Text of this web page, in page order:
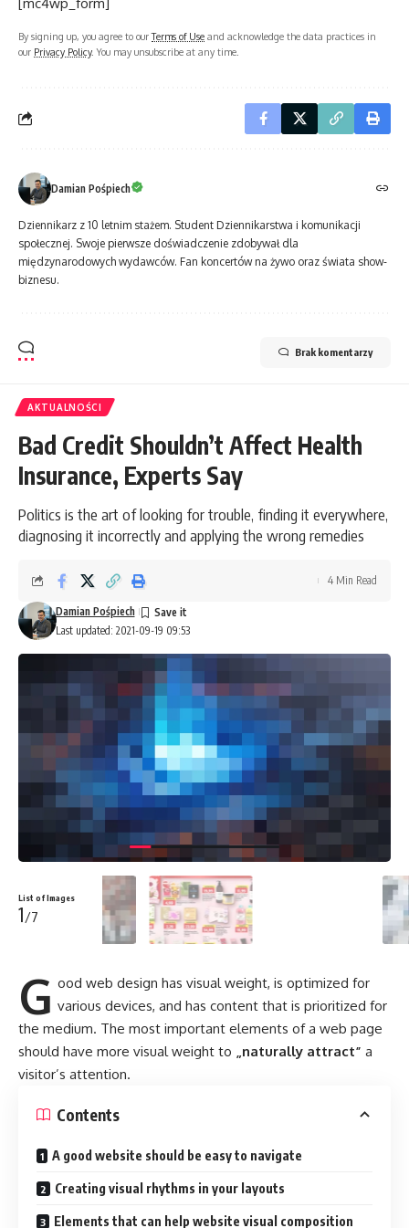
By signing up, you agree to ourTerms of Use and acknowledge the data practices in
our Privacy Policy. You may unsubscribe at any time.
Damian Pośpiech
Dziennikarz z 10 letnim stażem. Student Dziennikarstwa i komunikacji
społecznej. Swoje pierwsze doświadczenie zdobywał dla
międzynarodowych wydawców. Fan koncertów na żywo oraz świata show-
biznesu.
Brak komentarzy
AKTUALNOŚCI
Bad Credit Shouldn’t Affect Health
Insurance, Experts Say
Politics is the art of looking for trouble, finding it everywhere,
diagnosing it incorrectly and applying the wrong remedies
Last updated: 2021-09-19 09:53
Damian Pośpiech
4 Min Read
List of Images
1/7
G ood web design has visual weight, isoptimized for
various devices, and has content that is prioritized for
the medium. The most important elements of a web page
should have more visual weight to „naturally attract” a
visitor’s attention.
Contents
A good website should be easy to navigate
Creating visual rhythms in your layouts
Elements that can help website visual composition